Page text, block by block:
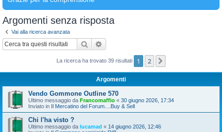
Argomenti senza risposta
Vai alla ricerca avanzata
Cerca
La ricerca ha trovato 39 risultati 1 2
Argomenti
Vendo Gommone Outline 570
Ultimo messaggio da Francomaffio « 30 giugno 2026, 17:34
Inviato in Il Mercatino del Forum....Buy & Sell
Chi l'ha visto ?
Ultimo messaggio da lucamad « 14 giugno 2026, 12:46